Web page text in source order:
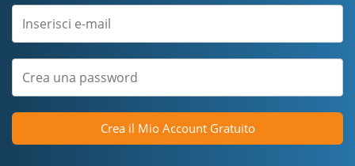
Crea il Mio Account Gratuito